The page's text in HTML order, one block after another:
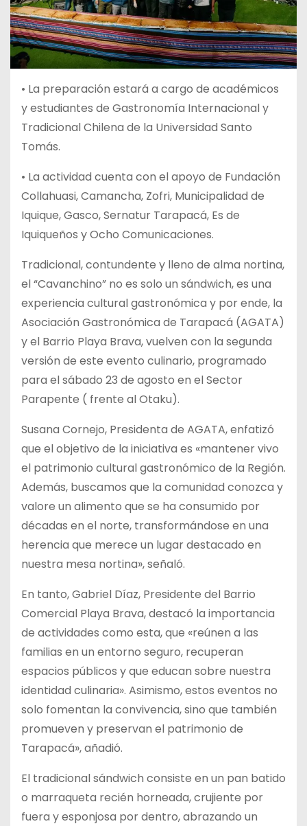
• La preparación estará a cargo de académicos
y estudiantes de Gastronomía Internacional y
Tradicional Chilena de la Universidad Santo
Tomás.
• La actividad cuenta con el apoyo de Fundación
Collahuasi, Camancha, Zofri, Municipalidad de
Iquique, Gasco, Sernatur Tarapacá, Es de
Iquiqueños y Ocho Comunicaciones.
Tradicional, contundente y lleno de alma nortina,
el “Cavanchino” no es solo un sándwich, es una
experiencia cultural gastronómica y por ende, la
Asociación Gastronómica de Tarapacá (AGATA)
y el Barrio Playa Brava, vuelven con la segunda
versión de este evento culinario, programado
para el sábado 23 de agosto en el Sector
Parapente ( frente al Otaku).
Susana Cornejo, Presidenta de AGATA, enfatizó
que el objetivo de la iniciativa es «mantener vivo
el patrimonio cultural gastronómico de la Región.
Además, buscamos que la comunidad conozca y
valore un alimento que se ha consumido por
décadas en el norte, transformándose en una
herencia que merece un lugar destacado en
nuestra mesa nortina», señaló.
En tanto, Gabriel Díaz, Presidente del Barrio
Comercial Playa Brava, destacó la importancia
de actividades como esta, que «reúnen a las
familias en un entorno seguro, recuperan
espacios públicos y que educan sobre nuestra
identidad culinaria». Asimismo, estos eventos no
solo fomentan la convivencia, sino que también
promueven y preservan el patrimonio de
Tarapacá», añadió.
El tradicional sándwich consiste en un pan batido
o marraqueta recién horneada, crujiente por
fuera y esponjosa por dentro, abrazando un